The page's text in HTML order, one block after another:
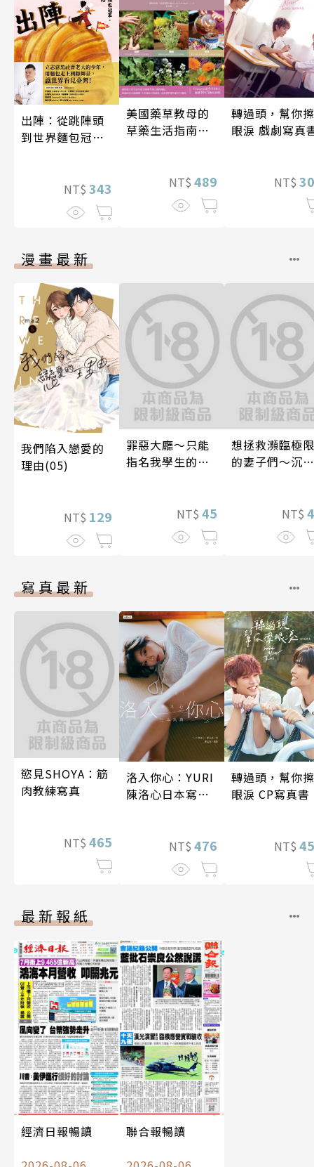
出陣：從跳陣頭
到世界麵包冠
NT$ 343
美國藥草教母的
草藥生活指南
NT$ 489
轉過頭，幫你擦
眼淚 戲劇寫真
NT$
漫畫最新
我們陷入戀愛的
理由(05)
NT$ 129
罪惡大廳～只能
指名我學生的店
NT$ 45
想拯救瀕臨極限
的妻子們～沉浸
NT$
寫真最新
慾見SHOYA：筋
肉教練寫真
NT$ 465
洛入你心：YURI
陳洛心日本寫真
NT$ 476
轉過頭，幫你擦
眼淚 CP寫真書
NT$
最新報紙
經濟日報暢讀
聯合報暢讀